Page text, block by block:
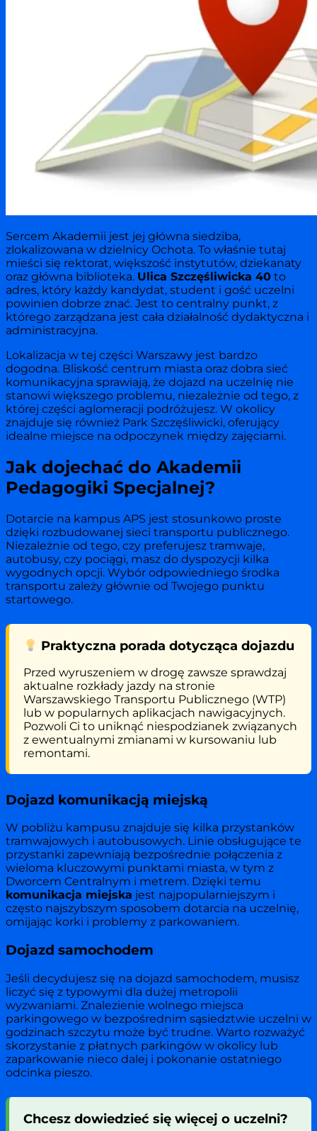
Sercem Akademii jest jej główna siedziba,
zlokalizowana w dzielnicy Ochota. To właśnie tutaj
mieści się rektorat, większość instytutów, dziekanaty
oraz główna biblioteka. Ulica Szczęśliwicka 40 to
adres, który każdy kandydat, student i gość uczelni
powinien dobrze znać. Jest to centralny punkt, z
którego zarządzana jest cała działalność dydaktyczna i
administracyjna.
Lokalizacja w tej części Warszawy jest bardzo
dogodna. Bliskość centrum miasta oraz dobra sieć
komunikacyjna sprawiają, że dojazd na uczelnię nie
stanowi większego problemu, niezależnie od tego, z
której części aglomeracji podróżujesz. W okolicy
znajduje się również Park Szczęśliwicki, oferujący
idealne miejsce na odpoczynek między zajęciami.
Jak dojechać do Akademii
Pedagogiki Specjalnej?
Dotarcie na kampus APS jest stosunkowo proste
dzięki rozbudowanej sieci transportu publicznego.
Niezależnie od tego, czy preferujesz tramwaje,
autobusy, czy pociągi, masz do dyspozycji kilka
wygodnych opcji. Wybór odpowiedniego środka
transportu zależy głównie od Twojego punktu
startowego.
Praktyczna porada dotycząca dojazdu
Przed wyruszeniem w drogę zawsze sprawdzaj
aktualne rozkłady jazdy na stronie
Warszawskiego Transportu Publicznego (WTP)
lub w popularnych aplikacjach nawigacyjnych.
Pozwoli Ci to uniknąć niespodzianek związanych
z ewentualnymi zmianami w kursowaniu lub
remontami.
Dojazd komunikacją miejską
W pobliżu kampusu znajduje się kilka przystanków
tramwajowych i autobusowych. Linie obsługujące te
przystanki zapewniają bezpośrednie połączenia z
wieloma kluczowymi punktami miasta, w tym z
Dworcem Centralnym i metrem. Dzięki temu
komunikacja miejska jest najpopularniejszym i
często najszybszym sposobem dotarcia na uczelnię,
omijając korki i problemy z parkowaniem.
Dojazd samochodem
Jeśli decydujesz się na dojazd samochodem, musisz
liczyć się z typowymi dla dużej metropolii
wyzwaniami. Znalezienie wolnego miejsca
parkingowego w bezpośrednim sąsiedztwie uczelni w
godzinach szczytu może być trudne. Warto rozważyć
skorzystanie z płatnych parkingów w okolicy lub
zaparkowanie nieco dalej i pokonanie ostatniego
odcinka pieszo.
Chcesz dowiedzieć się więcej o uczelni?